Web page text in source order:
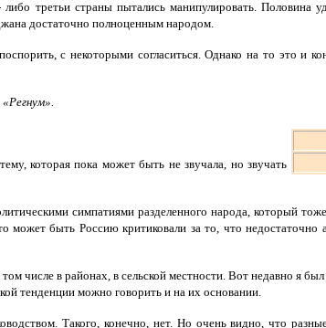
третьи страны пытались манипулировать. Половина
достаточно полноценным народом.
с некоторыми согласиться. Однако на то это и
которая пока может быть не звучала, но звучать
симпатиями разделенного народа, который
быть Россию критиковали за то, что недостаточно
числе в районах, в сельской местности. Вот недавно я
тенденции можно говорить и на их основании.
Такого, конечно, нет. Но очень видно, что